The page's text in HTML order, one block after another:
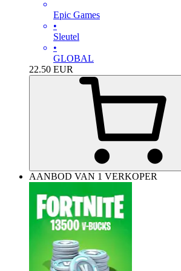
Epic Games
•
Sleutel
•
GLOBAL
22.50 EUR
AANBOD VAN 1 VERKOPER